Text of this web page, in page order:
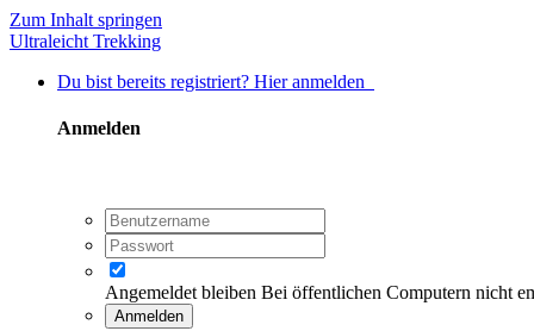
Zum Inhalt springen
Ultraleicht Trekking
Du bist bereits registriert? Hier anmelden
Anmelden
Angemeldet bleiben Bei öffentlichen Computern nicht
Anmelden